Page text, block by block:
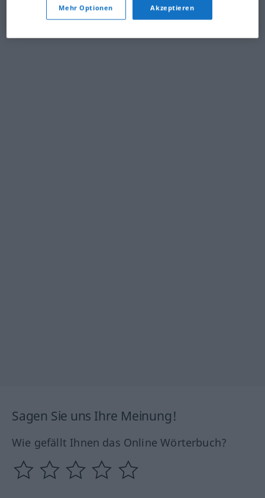
Sagen Sie uns Ihre Meinung!
Wie gefällt Ihnen das Online Wörterbuch?
Mehr Optionen Akzeptieren